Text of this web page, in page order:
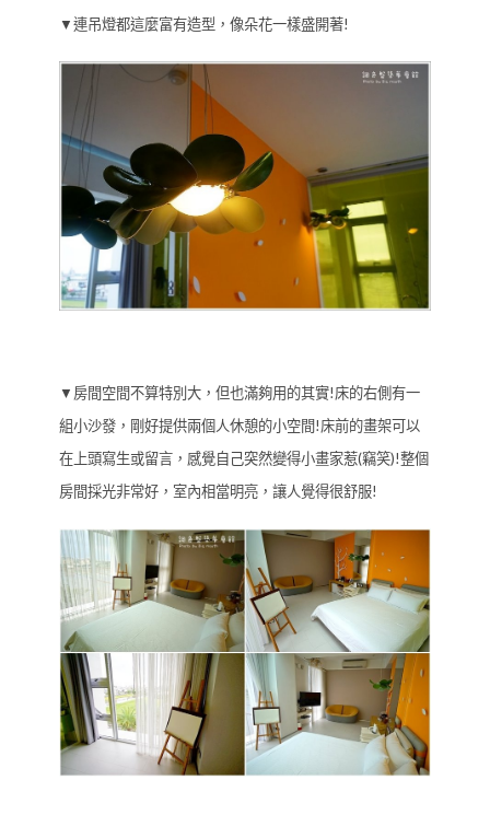
▼連吊燈都這麼富有造型，像朵花一樣盛開著!
▼房間空間不算特別大，但也滿夠用的其實!床的右側有一
組小沙發，剛好提供兩個人休憩的小空間!床前的畫架可以
在上頭寫生或留言，感覺自己突然變得小畫家惹(竊笑)!整個
房間採光非常好，室內相當明亮，讓人覺得很舒服!